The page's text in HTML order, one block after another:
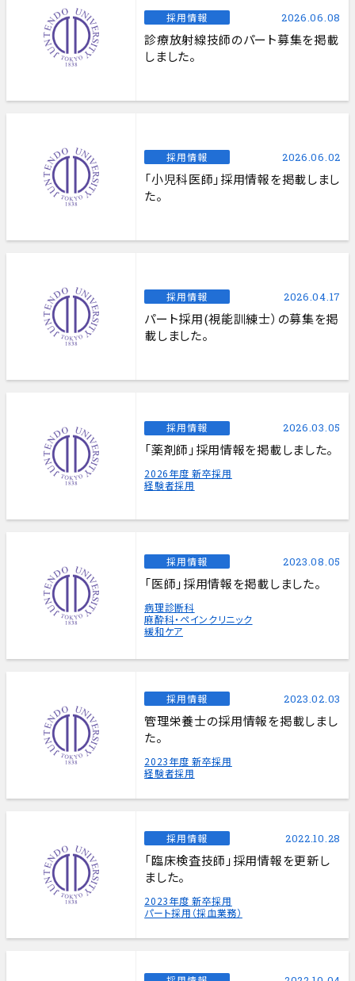
採用情報 2026.06.08
診療放射線技師のパート募集を掲載
しました。
採用情報 2026.06.02
「小児科医師」採用情報を掲載しまし
た。
採用情報 2026.04.17
パート採用(視能訓練士）の募集を掲
載しました。
採用情報 2026.03.05
「薬剤師」採用情報を掲載しました。
2026年度 新卒採用
経験者採用
採用情報 2023.08.05
「医師」採用情報を掲載しました。
病理診断科
麻酔科・ペインクリニック
緩和ケア
採用情報 2023.02.03
管理栄養士の採用情報を掲載しまし
た。
2023年度 新卒採用
経験者採用
採用情報 2022.10.28
「臨床検査技師」採用情報を更新し
ました。
2023年度 新卒採用
パート採用（採血業務）